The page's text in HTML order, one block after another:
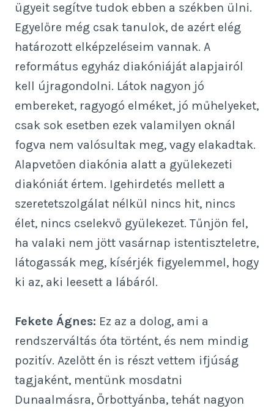
ügyeit segítve tudok ebben a székben ülni.
Egyelőre még csak tanulok, de azért elég
határozott elképzeléseim vannak. A
református egyház diakóniáját alapjairól
kell újragondolni. Látok nagyon jó
embereket, ragyogó elméket, jó műhelyeket,
csak sok esetben ezek valamilyen oknál
fogva nem valósultak meg, vagy elakadtak.
Alapvetően diakónia alatt a gyülekezeti
diakóniát értem. Igehirdetés mellett a
szeretetszolgálat nélkül nincs hit, nincs
élet, nincs cselekvő gyülekezet. Tűnjön fel,
ha valaki nem jött vasárnap istentiszteletre,
látogassák meg, kísérjék figyelemmel, hogy
ki az, aki leesett a lábáról.
Fekete Ágnes: Ez az a dolog, ami a
rendszerváltás óta történt, és nem mindig
pozitív. Azelőtt én is részt vettem ifjúság
tagjaként, mentünk mosdatni
Dunaalmásra, Őrbottyánba, tehát nagyon